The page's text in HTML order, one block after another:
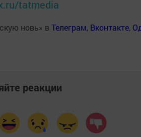
tatmedia
новь» в Телеграм, Вконтакте,
реакции